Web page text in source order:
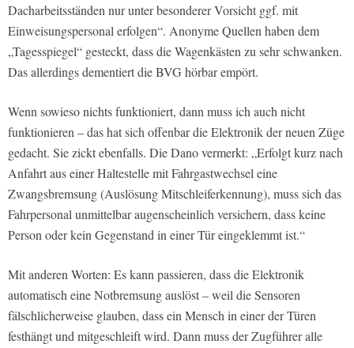
Dacharbeitsständen nur unter besonderer Vorsicht ggf. mit
Einweisungspersonal erfolgen“. Anonyme Quellen haben dem
„Tagesspiegel“ gesteckt, dass die Wagenkästen zu sehr schwanken.
Das allerdings dementiert die BVG hörbar empört.
Wenn sowieso nichts funktioniert, dann muss ich auch nicht
funktionieren – das hat sich offenbar die Elektronik der neuen Züge
gedacht. Sie zickt ebenfalls. Die Dano vermerkt: „Erfolgt kurz nach
Anfahrt aus einer Haltestelle mit Fahrgastwechsel eine
Zwangsbremsung (Auslösung Mitschleiferkennung), muss sich das
Fahrpersonal unmittelbar augenscheinlich versichern, dass keine
Person oder kein Gegenstand in einer Tür eingeklemmt ist.“
Mit anderen Worten: Es kann passieren, dass die Elektronik
automatisch eine Notbremsung auslöst – weil die Sensoren
fälschlicherweise glauben, dass ein Mensch in einer der Türen
festhängt und mitgeschleift wird. Dann muss der Zugführer alle